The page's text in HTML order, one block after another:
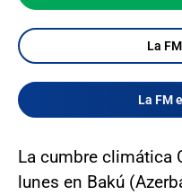
La
La FM
La cumbre climática
lunes en Bakú